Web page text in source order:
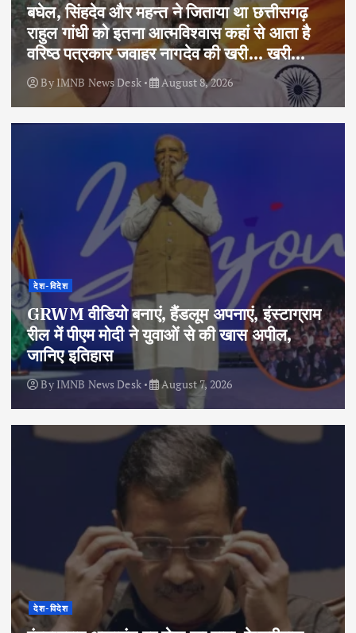
बघेल, सिंहदेव और महन्त ने जिताया था छत्तीसगढ़
राहुल गांधी को इतना आत्मविश्वास कहां से आता है
वरिष्ठ पत्रकार जवाहर नागदेव की खरी… खरी…
ByIMNB News Desk August 8, 2026
देश-विदेश
GRWM वीडियो बनाएं, हैंडलूम अपनाएं, इंस्टाग्राम
रील में पीएम मोदी ने युवाओं से की खास अपील,
जानिए इतिहास
By IMNB News Desk August 7, 2026
देश-विदेश